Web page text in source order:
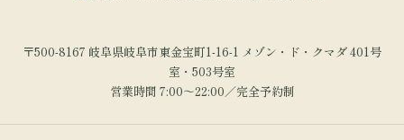
〒500-8167 岐阜県岐阜市東金宝町1-16-1 メゾン・ド・クマダ 401号
室・503号室
営業時間 7:00～22:00／完全予約制